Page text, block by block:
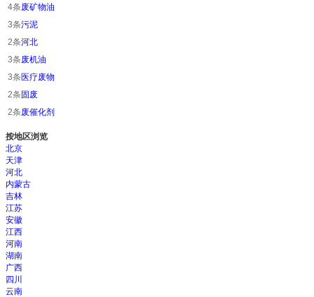
4条废矿物油
3条污泥
2条河北
3条废机油
3条 医疗废物
2条 固废
2条废催化剂
按地区浏览
北京
天津
河北
内蒙古
吉林
江苏
安徽
江西
河南
湖南
广西
四川
云南